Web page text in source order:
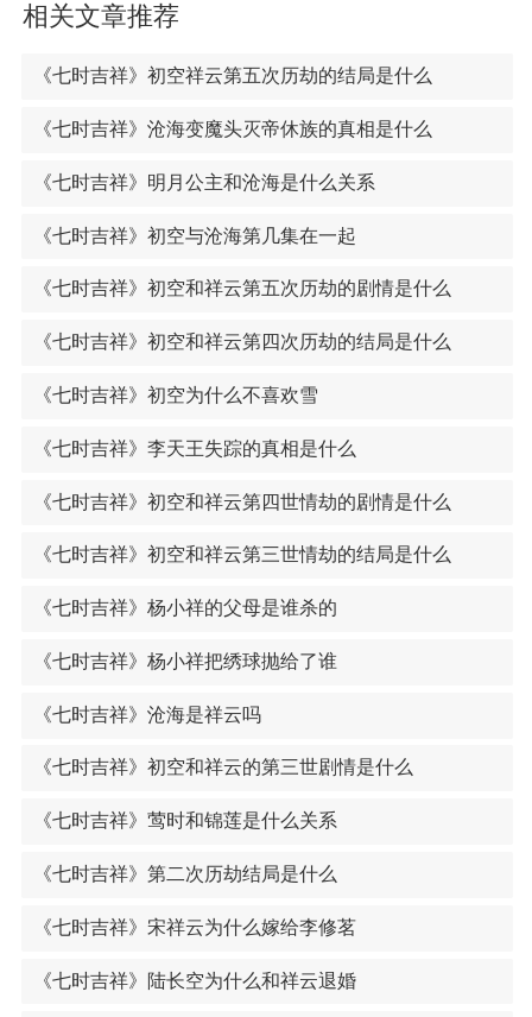
相关文章推荐
《七时吉祥》初空祥云第五次历劫的结局是什么
《七时吉祥》沧海变魔头灭帝休族的真相是什么
《七时吉祥》明月公主和沧海是什么关系
《七时吉祥》初空与沧海第几集在一起
《七时吉祥》初空和祥云第五次历劫的剧情是什么
《七时吉祥》初空和祥云第四次历劫的结局是什么
《七时吉祥》初空为什么不喜欢雪
《七时吉祥》李天王失踪的真相是什么
《七时吉祥》初空和祥云第四世情劫的剧情是什么
《七时吉祥》初空和祥云第三世情劫的结局是什么
《七时吉祥》杨小祥的父母是谁杀的
《七时吉祥》杨小祥把绣球抛给了谁
《七时吉祥》沧海是祥云吗
《七时吉祥》初空和祥云的第三世剧情是什么
《七时吉祥》莺时和锦莲是什么关系
《七时吉祥》第二次历劫结局是什么
《七时吉祥》宋祥云为什么嫁给李修茗
《七时吉祥》陆长空为什么和祥云退婚